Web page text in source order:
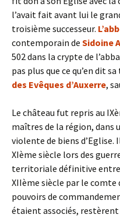
l’avait fait avant lui le
troisième successeur.
contemporain de Sidoine
502 dans la crypte de
pas plus que ce qu’en dit
des Evêques d’Auxerre,
Le château fut repris au
maîtres de la région, dans
violente de biens
XIème siècle lors des
territoriale définitive entre
XIIème siècle par le comte
pouvoirs de
étaient associés,